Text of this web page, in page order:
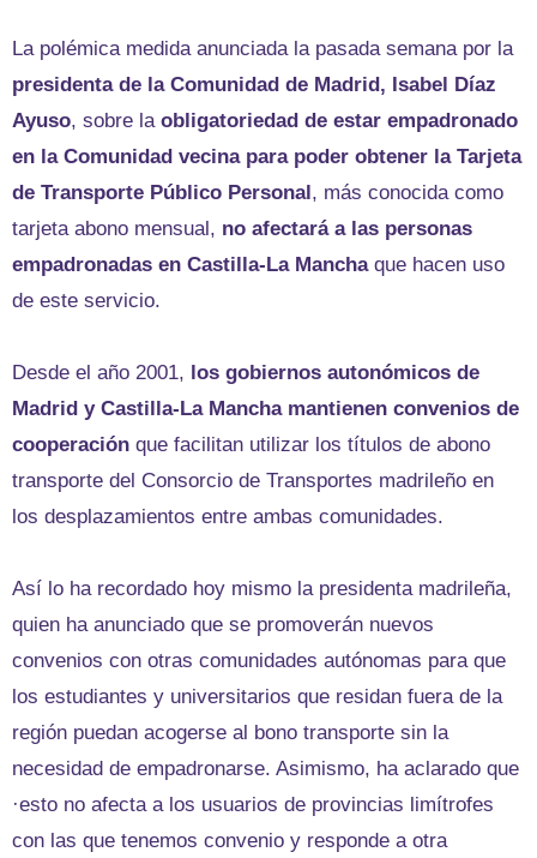
La polémica medida anunciada la pasada semana por la
presidenta de la Comunidad de Madrid, Isabel Díaz
Ayuso, sobre la obligatoriedad de estar empadronado
en la Comunidad vecina para poder obtener la Tarjeta
de Transporte Público Personal, más conocida como
tarjeta abono mensual, no afectará a las personas
empadronadas en Castilla-La Manchaque hacen uso
de este servicio.
Desde el año 2001, los gobiernos autonómicos de
Madrid y Castilla-La Mancha mantienen convenios de
cooperación que facilitan utilizar los títulos de abono
transporte del Consorcio de Transportes madrileño en
los desplazamientos entre ambas comunidades.
Así lo ha recordado hoy mismo la presidenta madrileña,
quien ha anunciado que se promoverán nuevos
convenios con otras comunidades autónomas para que
los estudiantes y universitarios que residan fuera de la
región puedan acogerse al bono transporte sin la
necesidad de empadronarse. Asimismo, ha aclarado que
·esto no afecta a los usuarios de provincias limítrofes
con las que tenemos convenio y responde a otra